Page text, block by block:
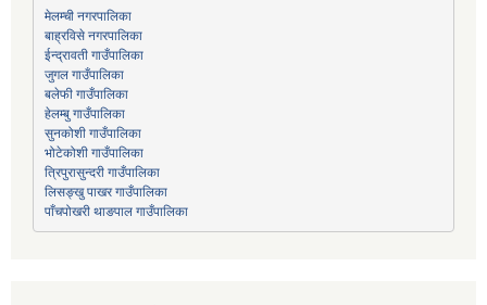
मेलम्ची नगरपालिका
बाह्रविसे नगरपालिका
ईन्द्रावती गाउँपालिका
जुगल गाउँपालिका
बलेफी गाउँपालिका
हेलम्बु गाउँपालिका
सुनकोशी गाउँपालिका
भोटेकोशी गाउँपालिका
त्रिपुरासुन्दरी गाउँपालिका
लिसङ्खु पाखर गाउँपालिका
पाँचपोखरी थाङपाल गाउँपालिका